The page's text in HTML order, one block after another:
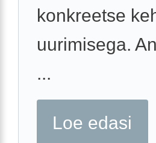
konkreetse
uurimisega.
...
Loe edasi